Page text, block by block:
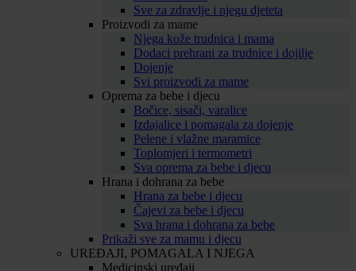
Sve za zdravlje i njegu djeteta
Proizvodi za mame
Njega kože trudnica i mama
Dodaci prehrani za trudnice i dojilje
Dojenje
Svi proizvodi za mame
Oprema za bebe i djecu
Bočice, sisači, varalice
Izdajalice i pomagala za dojenje
Pelene i vlažne maramice
Toplomjeri i termometri
Sva oprema za bebe i djecu
Hrana i dohrana za bebe
Hrana za bebe i djecu
Čajevi za bebe i djecu
Sva hrana i dohrana za bebe
Prikaži sve za mamu i djecu
UREĐAJI, POMAGALA I NJEGA
Medicinski uređaji